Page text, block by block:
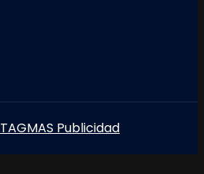
TAGMAS Publicidad